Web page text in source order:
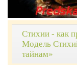
Стихии - как
Модель
тайнам»